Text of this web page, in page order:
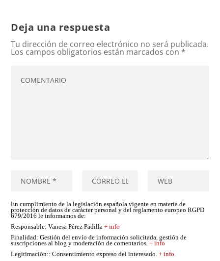
Deja una respuesta
Tu dirección de correo electrónico no será publicada.
Los campos obligatorios están marcados con *
En cumplimiento de la legislación española vigente en materia de
protección de datos de carácter personal y del reglamento europeo RGPD
679/2016 le informamos de:
Responsable: Vanesa Pérez Padilla+ info
Finalidad: Gestión del envío de información solicitada, gestión de
suscripciones al blog y moderación de comentarios.+ info
Legitimación:: Consentimiento expreso del interesado.+ info